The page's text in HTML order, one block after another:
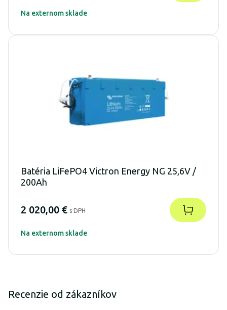
Na externom sklade
Batéria LiFePO4 Victron Energy NG 25,6V /
200Ah
2 020,00 € s DPH
Na externom sklade
Recenzie od zákazníkov